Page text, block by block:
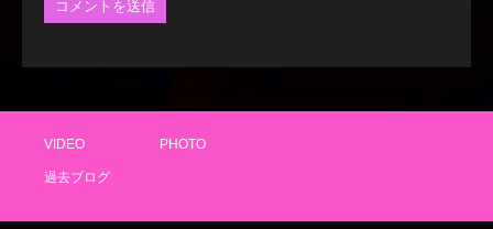
VIDEO PHOTO
過去ブログ